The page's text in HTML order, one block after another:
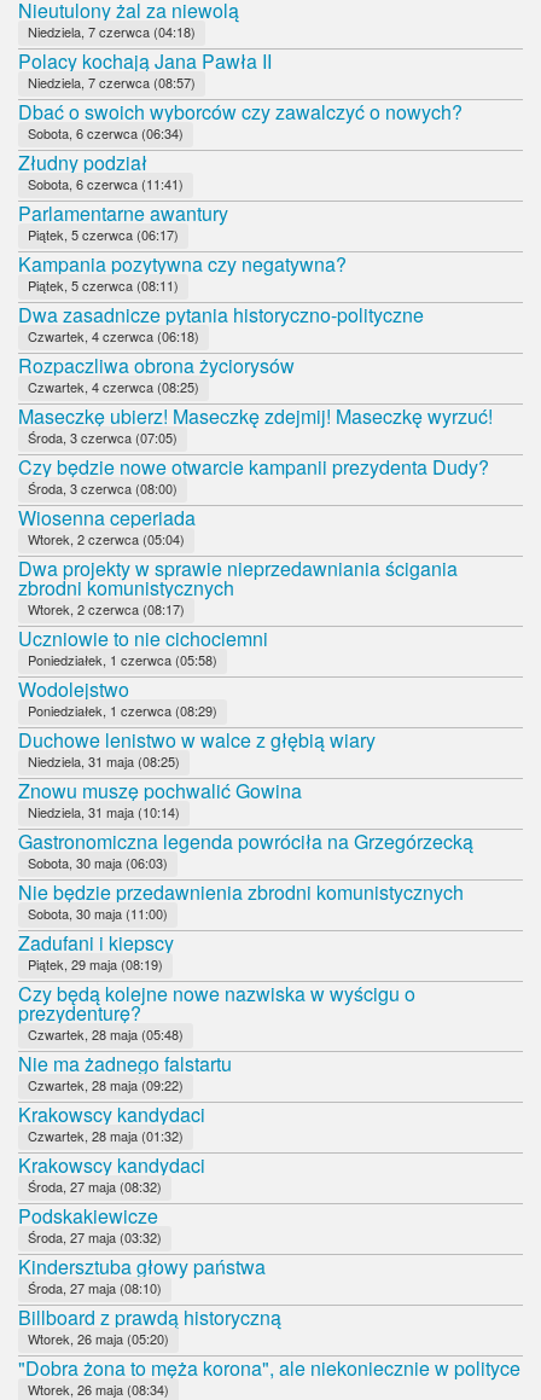
Nieutulony żal za niewolą
Niedziela, 7 czerwca (04:18)
Polacy kochają Jana Pawła II
Niedziela, 7 czerwca (08:57)
Dbać o swoich wyborców czy zawalczyć o nowych?
Sobota, 6 czerwca (06:34)
Złudny podział
Sobota, 6 czerwca (11:41)
Parlamentarne awantury
Piątek, 5 czerwca (06:17)
Kampania pozytywna czy negatywna?
Piątek, 5 czerwca (08:11)
Dwa zasadnicze pytania historyczno-polityczne
Czwartek, 4 czerwca (06:18)
Rozpaczliwa obrona życiorysów
Czwartek, 4 czerwca (08:25)
Maseczkę ubierz! Maseczkę zdejmij! Maseczkę wyrzuć!
Środa, 3 czerwca (07:05)
Czy będzie nowe otwarcie kampanii prezydenta Dudy?
Środa, 3 czerwca (08:00)
Wiosenna ceperiada
Wtorek, 2 czerwca (05:04)
Dwa projekty w sprawie nieprzedawniania ścigania
zbrodni komunistycznych
Wtorek, 2 czerwca (08:17)
Uczniowie to nie cichociemni
Poniedziałek, 1 czerwca (05:58)
Wodolejstwo
Poniedziałek, 1 czerwca (08:29)
Duchowe lenistwo w walce z głębią wiary
Niedziela, 31 maja (08:25)
Znowu muszę pochwalić Gowina
Niedziela, 31 maja (10:14)
Gastronomiczna legenda powróciła na Grzegórzecką
Sobota, 30 maja (06:03)
Nie będzie przedawnienia zbrodni komunistycznych
Sobota, 30 maja (11:00)
Zadufani i kiepscy
Piątek, 29 maja (08:19)
Czy będą kolejne nowe nazwiska w wyścigu o
prezydenturę?
Czwartek, 28 maja (05:48)
Nie ma żadnego falstartu
Czwartek, 28 maja (09:22)
Krakowscy kandydaci
Czwartek, 28 maja (01:32)
Krakowscy kandydaci
Środa, 27 maja (08:32)
Podskakiewicze
Środa, 27 maja (03:32)
Kindersztuba głowy państwa
Środa, 27 maja (08:10)
Billboard z prawdą historyczną
Wtorek, 26 maja (05:20)
"Dobra żona to męża korona", ale niekoniecznie w polityce
Wtorek, 26 maja (08:34)